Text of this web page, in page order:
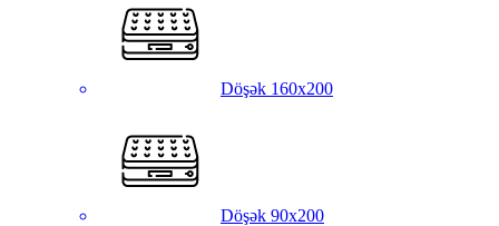
Döşək 160x200
Döşək 90x200